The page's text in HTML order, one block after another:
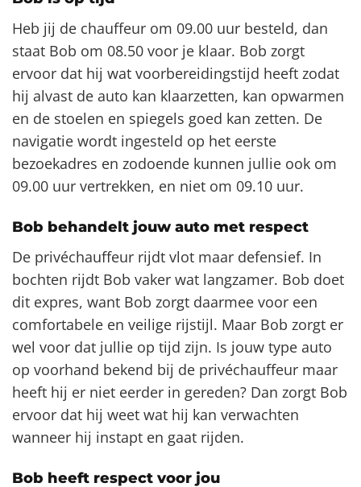
Heb jij de chauffeur om 09.00 uur besteld, dan
staat Bob om 08.50 voor je klaar. Bob zorgt
ervoor dat hij wat voorbereidingstijd heeft zodat
hij alvast de auto kan klaarzetten, kan opwarmen
en de stoelen en spiegels goed kan zetten. De
navigatie wordt ingesteld op het eerste
bezoekadres en zodoende kunnen jullie ook om
09.00 uur vertrekken, en niet om 09.10 uur.
Bob behandelt jouw auto met respect
De privéchauffeur rijdt vlot maar defensief. In
bochten rijdt Bob vaker wat langzamer. Bob doet
dit expres, want Bob zorgt daarmee voor een
comfortabele en veilige rijstijl. Maar Bob zorgt er
wel voor dat jullie op tijd zijn. Is jouw type auto
op voorhand bekend bij de privéchauffeur maar
heeft hij er niet eerder in gereden? Dan zorgt Bob
ervoor dat hij weet wat hij kan verwachten
wanneer hij instapt en gaat rijden.
Bob heeft respect voor jou